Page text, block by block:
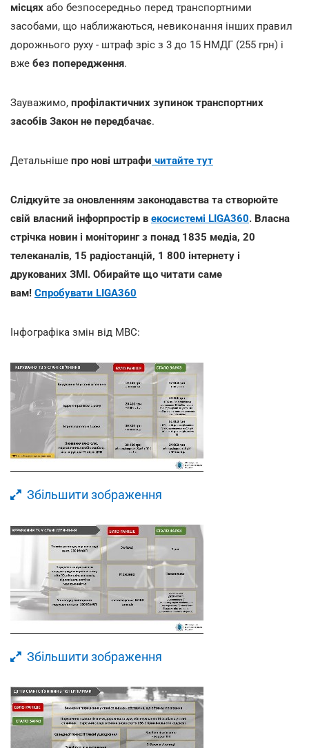
місцях або безпосередньо перед транспортними
засобами, що наближаються, невиконання інших правил
дорожнього руху - штраф зріс з 3 до 15 НМДГ (255 грн) і
вже без попередження.
Зауважимо, профілактичних зупинок транспортних
засобів Закон не передбачає.
Детальніше про нові штрафи читайте тут
Слідкуйте за оновленням законодавства та створюйте
свій власний інфорпростір в екосистемі LIGA360. Власна
стрічка новин і моніторинг з понад 1835 медіа, 20
телеканалів, 15 радіостанцій, 1 800 інтернету і
друкованих ЗМІ. Обирайте що читати саме
вам! Спробувати LIGA360
Інфографіка змін від МВС:
Збільшити зображення
Збільшити зображення